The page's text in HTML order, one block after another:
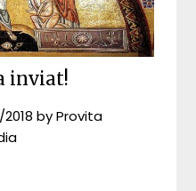
inviat!
byProvita